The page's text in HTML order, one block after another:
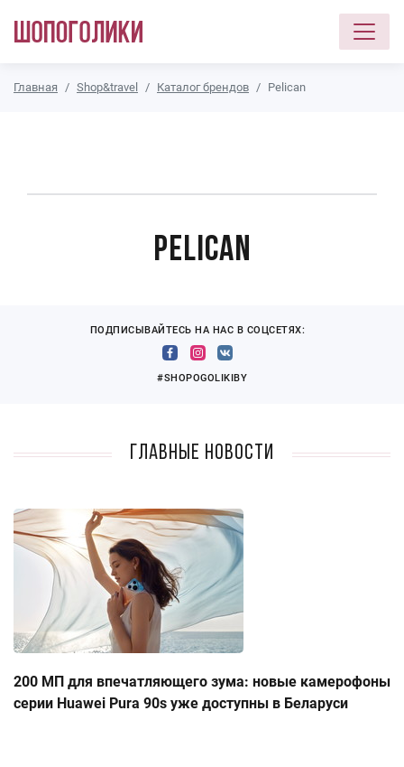
Главная Shop&travel Каталог брендов Pelican
Pelican
ПОДПИСЫВАЙТЕСЬ НА НАС В СОЦСЕТЯХ:
#SHOPOGOLIKIBY
Главные новости
200 МП для впечатляющего зума: новые камерофоны
серии Huawei Pura 90s уже доступны в Беларуси